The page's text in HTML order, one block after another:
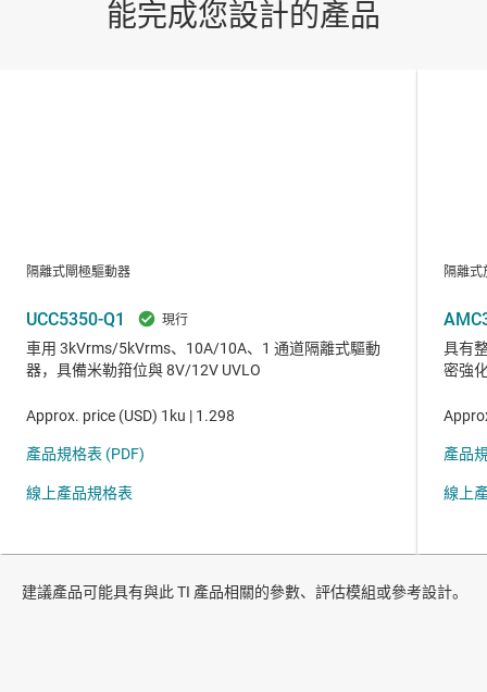
建議產品可能具有與此 TI 產品相關的參數、評估模組或參考設計。